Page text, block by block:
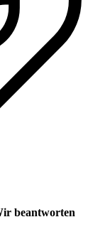
beantworten